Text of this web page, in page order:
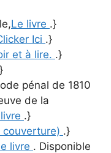
Le livre .}
Ici .}
et à lire. .}
pénal de 1810
de la
.}
couverture) .}
livre . Disponible